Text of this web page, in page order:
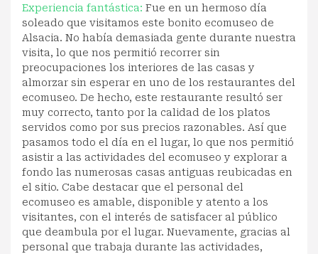
Experiencia fantástica: Fue en un hermoso día
soleado que visitamos este bonito ecomuseo de
Alsacia. No había demasiada gente durante nuestra
visita, lo que nos permitió recorrer sin
preocupaciones los interiores de las casas y
almorzar sin esperar en uno de los restaurantes del
ecomuseo. De hecho, este restaurante resultó ser
muy correcto, tanto por la calidad de los platos
servidos como por sus precios razonables. Así que
pasamos todo el día en el lugar, lo que nos permitió
asistir a las actividades del ecomuseo y explorar a
fondo las numerosas casas antiguas reubicadas en
el sitio. Cabe destacar que el personal del
ecomuseo es amable, disponible y atento a los
visitantes, con el interés de satisfacer al público
que deambula por el lugar. Nuevamente, gracias al
personal que trabaja durante las actividades,